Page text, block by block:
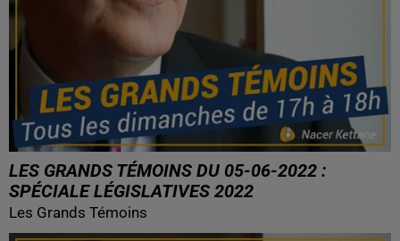
LES GRANDS TÉMOINS DU 05-06-2022 :
SPÉCIALE LÉGISLATIVES 2022
Les Grands Témoins